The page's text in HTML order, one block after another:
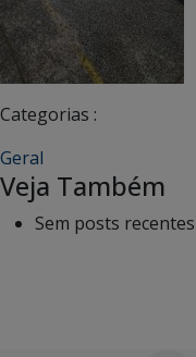
Categorias :
Geral
Veja Também
Sem posts